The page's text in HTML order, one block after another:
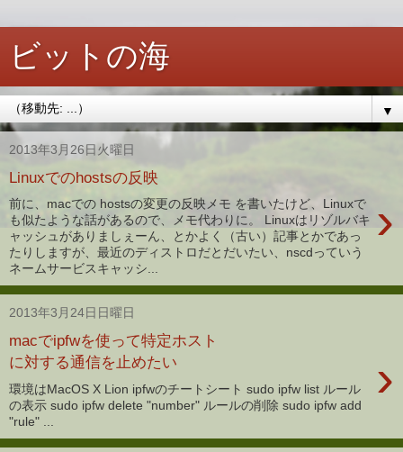
ビットの海
▼
2013年3月26日火曜日
Linuxでのhostsの反映
›
前に、macでの hostsの変更の反映メモ を書いたけど、Linuxで
も似たような話があるので、メモ代わりに。 Linuxはリゾルバキ
ャッシュがありましぇーん、とかよく（古い）記事とかであっ
たりしますが、最近のディストロだとだいたい、nscdっていう
ネームサービスキャッシ...
2013年3月24日日曜日
macでipfwを使って特定ホスト
に対する通信を止めたい
›
環境はMacOS X Lion ipfwのチートシート sudo ipfw list ルール
の表示 sudo ipfw delete "number" ルールの削除 sudo ipfw add
"rule" ...